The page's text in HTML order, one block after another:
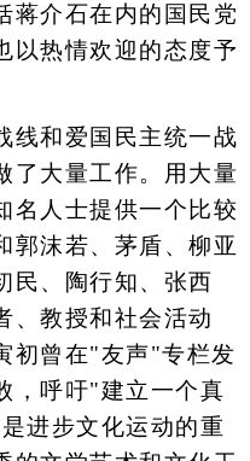
蒋介石在内的国民党
以热情欢迎的态度予
和爱国民主统一战
了大量工作。用大量
名人士提供一个比较
郭沫若、茅盾、柳亚
民、陶行知、张西
、教授和社会活动
初曾在"友声"专栏发
，呼吁"建立一个真
进步文化运动的重